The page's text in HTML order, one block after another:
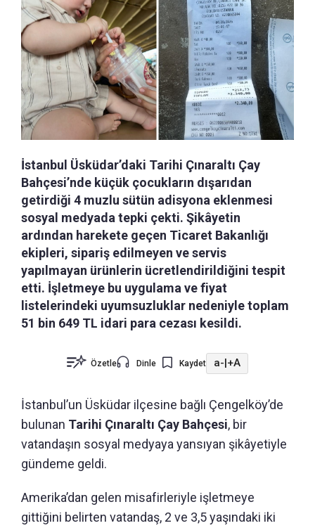
İstanbul Üsküdar’daki Tarihi Çınaraltı Çay
Bahçesi’nde küçük çocukların dışarıdan
getirdiği 4 muzlu sütün adisyona eklenmesi
sosyal medyada tepki çekti. Şikâyetin
ardından harekete geçen Ticaret Bakanlığı
ekipleri, sipariş edilmeyen ve servis
yapılmayan ürünlerin ücretlendirildiğini tespit
etti. İşletmeye bu uygulama ve fiyat
listelerindeki uyumsuzluklar nedeniyle toplam
51 bin 649 TL idari para cezası kesildi.
Özetle Dinle Kaydet a-|+A
İstanbul’un Üsküdar ilçesine bağlı Çengelköy’de
bulunan Tarihi Çınaraltı Çay Bahçesi, bir
vatandaşın sosyal medyaya yansıyan şikâyetiyle
gündeme geldi.
Amerika’dan gelen misafirleriyle işletmeye
gittiğini belirten vatandaş, 2 ve 3,5 yaşındaki iki